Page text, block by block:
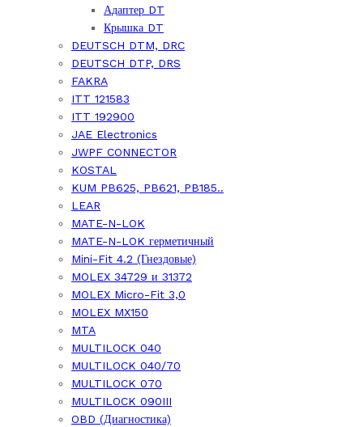
Адаптер DT
Крышка DT
DEUTSCH DTM, DRC
DEUTSCH DTP, DRS
FAKRA
ITT 121583
ITT 192900
JAE Electronics
JWPF CONNECTOR
KOSTAL
KUM PB625, PB621, PB185..
LEAR
MATE-N-LOK
MATE-N-LOK герметичный
Mini-Fit 4.2 (Гнездовые)
MOLEX 34729 и 31372
MOLEX Micro-Fit 3,0
MOLEX MX150
MTA
MULTILOCK 040
MULTILOCK 040/70
MULTILOCK 070
MULTILOCK 090III
OBD (Диагностика)